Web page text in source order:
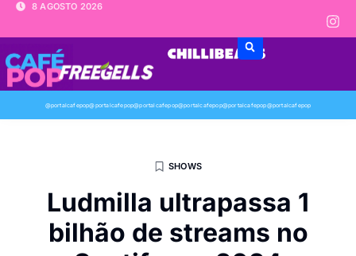
8 AGOSTO 2026
@portalcafepop@portalcafepop@portalcafepop@portalcafepop@portalcafepop@portalcafepop
SHOWS
Ludmilla ultrapassa 1
bilhão de streams no